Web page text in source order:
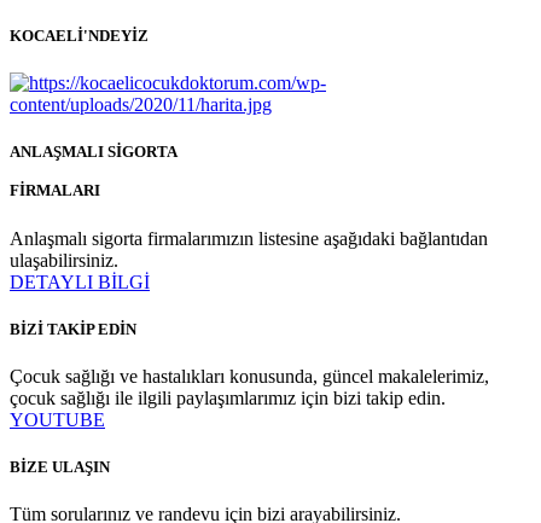
KOCAELİ'NDEYİZ
ANLAŞMALI SİGORTA
FİRMALARI
Anlaşmalı sigorta firmalarımızın listesine aşağıdaki bağlantıdan
ulaşabilirsiniz.
DETAYLI BİLGİ
BİZİ TAKİP EDİN
Çocuk sağlığı ve hastalıkları konusunda, güncel makalelerimiz,
çocuk sağlığı ile ilgili paylaşımlarımız için bizi takip edin.
YOUTUBE
BİZE ULAŞIN
Tüm sorularınız ve randevu için bizi arayabilirsiniz.